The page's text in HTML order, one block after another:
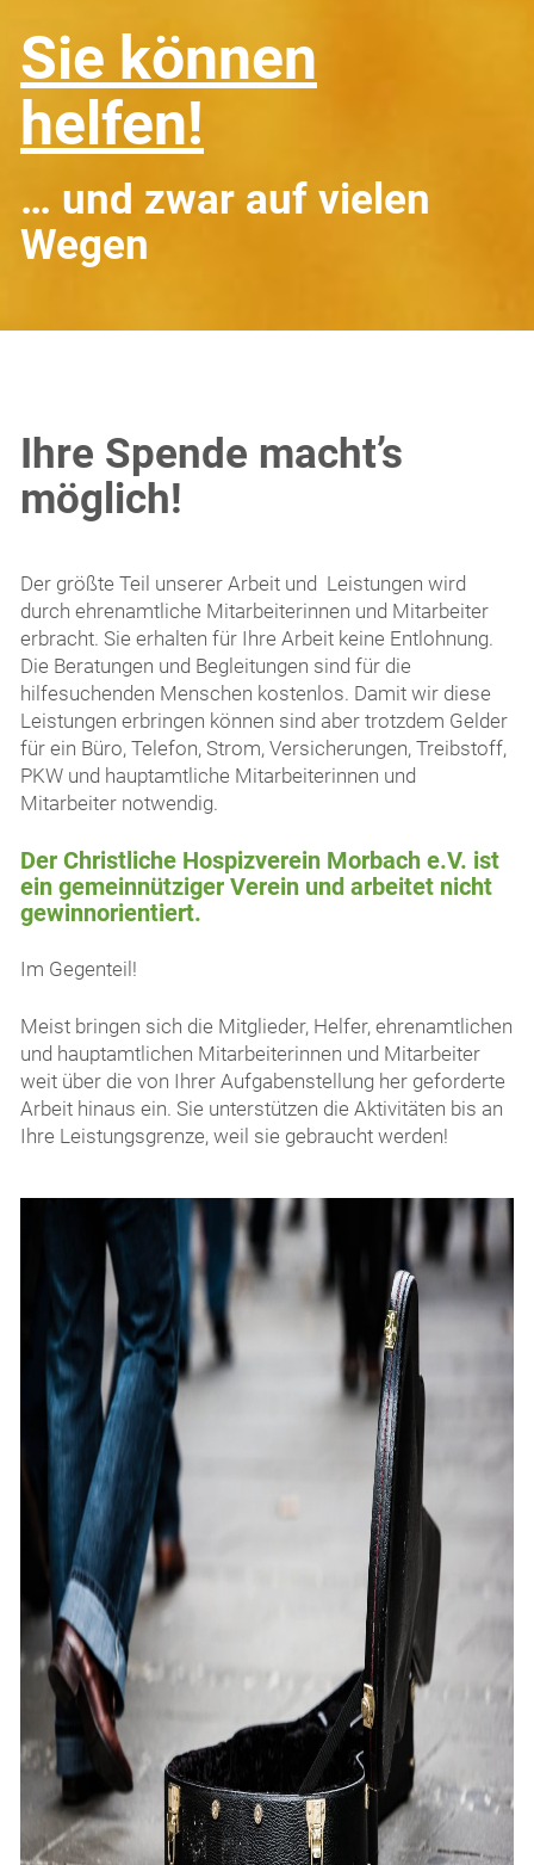
Sie können
helfen!
… und zwar auf vielen
Wegen
Ihre Spende macht’s
möglich!
Der größte Teil unserer Arbeit und Leistungen wird
durch ehrenamtliche Mitarbeiterinnen und Mitarbeiter
erbracht. Sie erhalten für Ihre Arbeit keine Entlohnung.
Die Beratungen und Begleitungen sind für die
hilfesuchenden Menschen kostenlos. Damit wir diese
Leistungen erbringen können sind aber trotzdem Gelder
für ein Büro, Telefon, Strom, Versicherungen, Treibstoff,
PKW und hauptamtliche Mitarbeiterinnen und
Mitarbeiter notwendig.
Der Christliche Hospizverein Morbach e.V. ist
ein gemeinnütziger Verein und arbeitet nicht
gewinnorientiert.
Im Gegenteil!
Meist bringen sich die Mitglieder, Helfer, ehrenamtlichen
und hauptamtlichen Mitarbeiterinnen und Mitarbeiter
weit über die von Ihrer Aufgabenstellung her geforderte
Arbeit hinaus ein. Sie unterstützen die Aktivitäten bis an
Ihre Leistungsgrenze, weil sie gebraucht werden!